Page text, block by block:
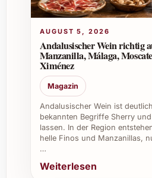
Weihnachten und
sommerlichen Festen
Château Haut-Bailly 2023
Begleiter.
Lassen Sie sich von der
Raffinesse dieses Weins
Genuss, der jeden Anlass
Niveau hebt und
begeistert.
AUGUST 5, 2026
Andalusischer Wein richtig
Manzanilla, Málaga,
Ximénez
Magazin
Andalusischer Wein ist
bekannten Begriffe Sherry
lassen. In der Region
helle Finos und Manzanillas,
…
Weiterlesen